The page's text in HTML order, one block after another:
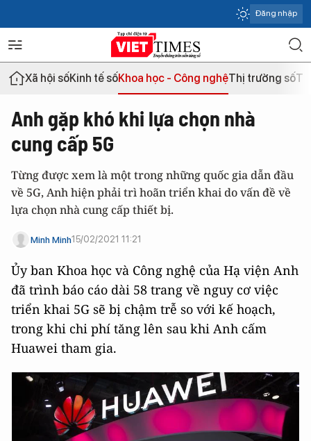
Đăng nhập
Xã hội sốKinh tế sốKhoa học - Công nghệThị trường số
Anh gặp khó khi lựa chọn nhà
cung cấp 5G
Từng được xem là một trong những quốc gia dẫn đầu
về 5G, Anh hiện phải trì hoãn triển khai do vấn đề về
lựa chọn nhà cung cấp thiết bị.
Minh Minh15/02/2021 11:21
Ủy ban Khoa học và Công nghệ của Hạ viện Anh
đã trình báo cáo dài 58 trang về nguy cơ việc
triển khai 5G sẽ bị chậm trễ so với kế hoạch,
trong khi chi phí tăng lên sau khi Anh cấm
Huawei tham gia.